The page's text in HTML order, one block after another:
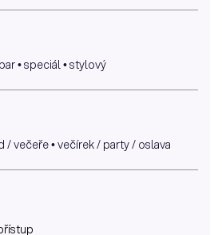
• speciál • stylový
/ večeře • večírek / party / oslava